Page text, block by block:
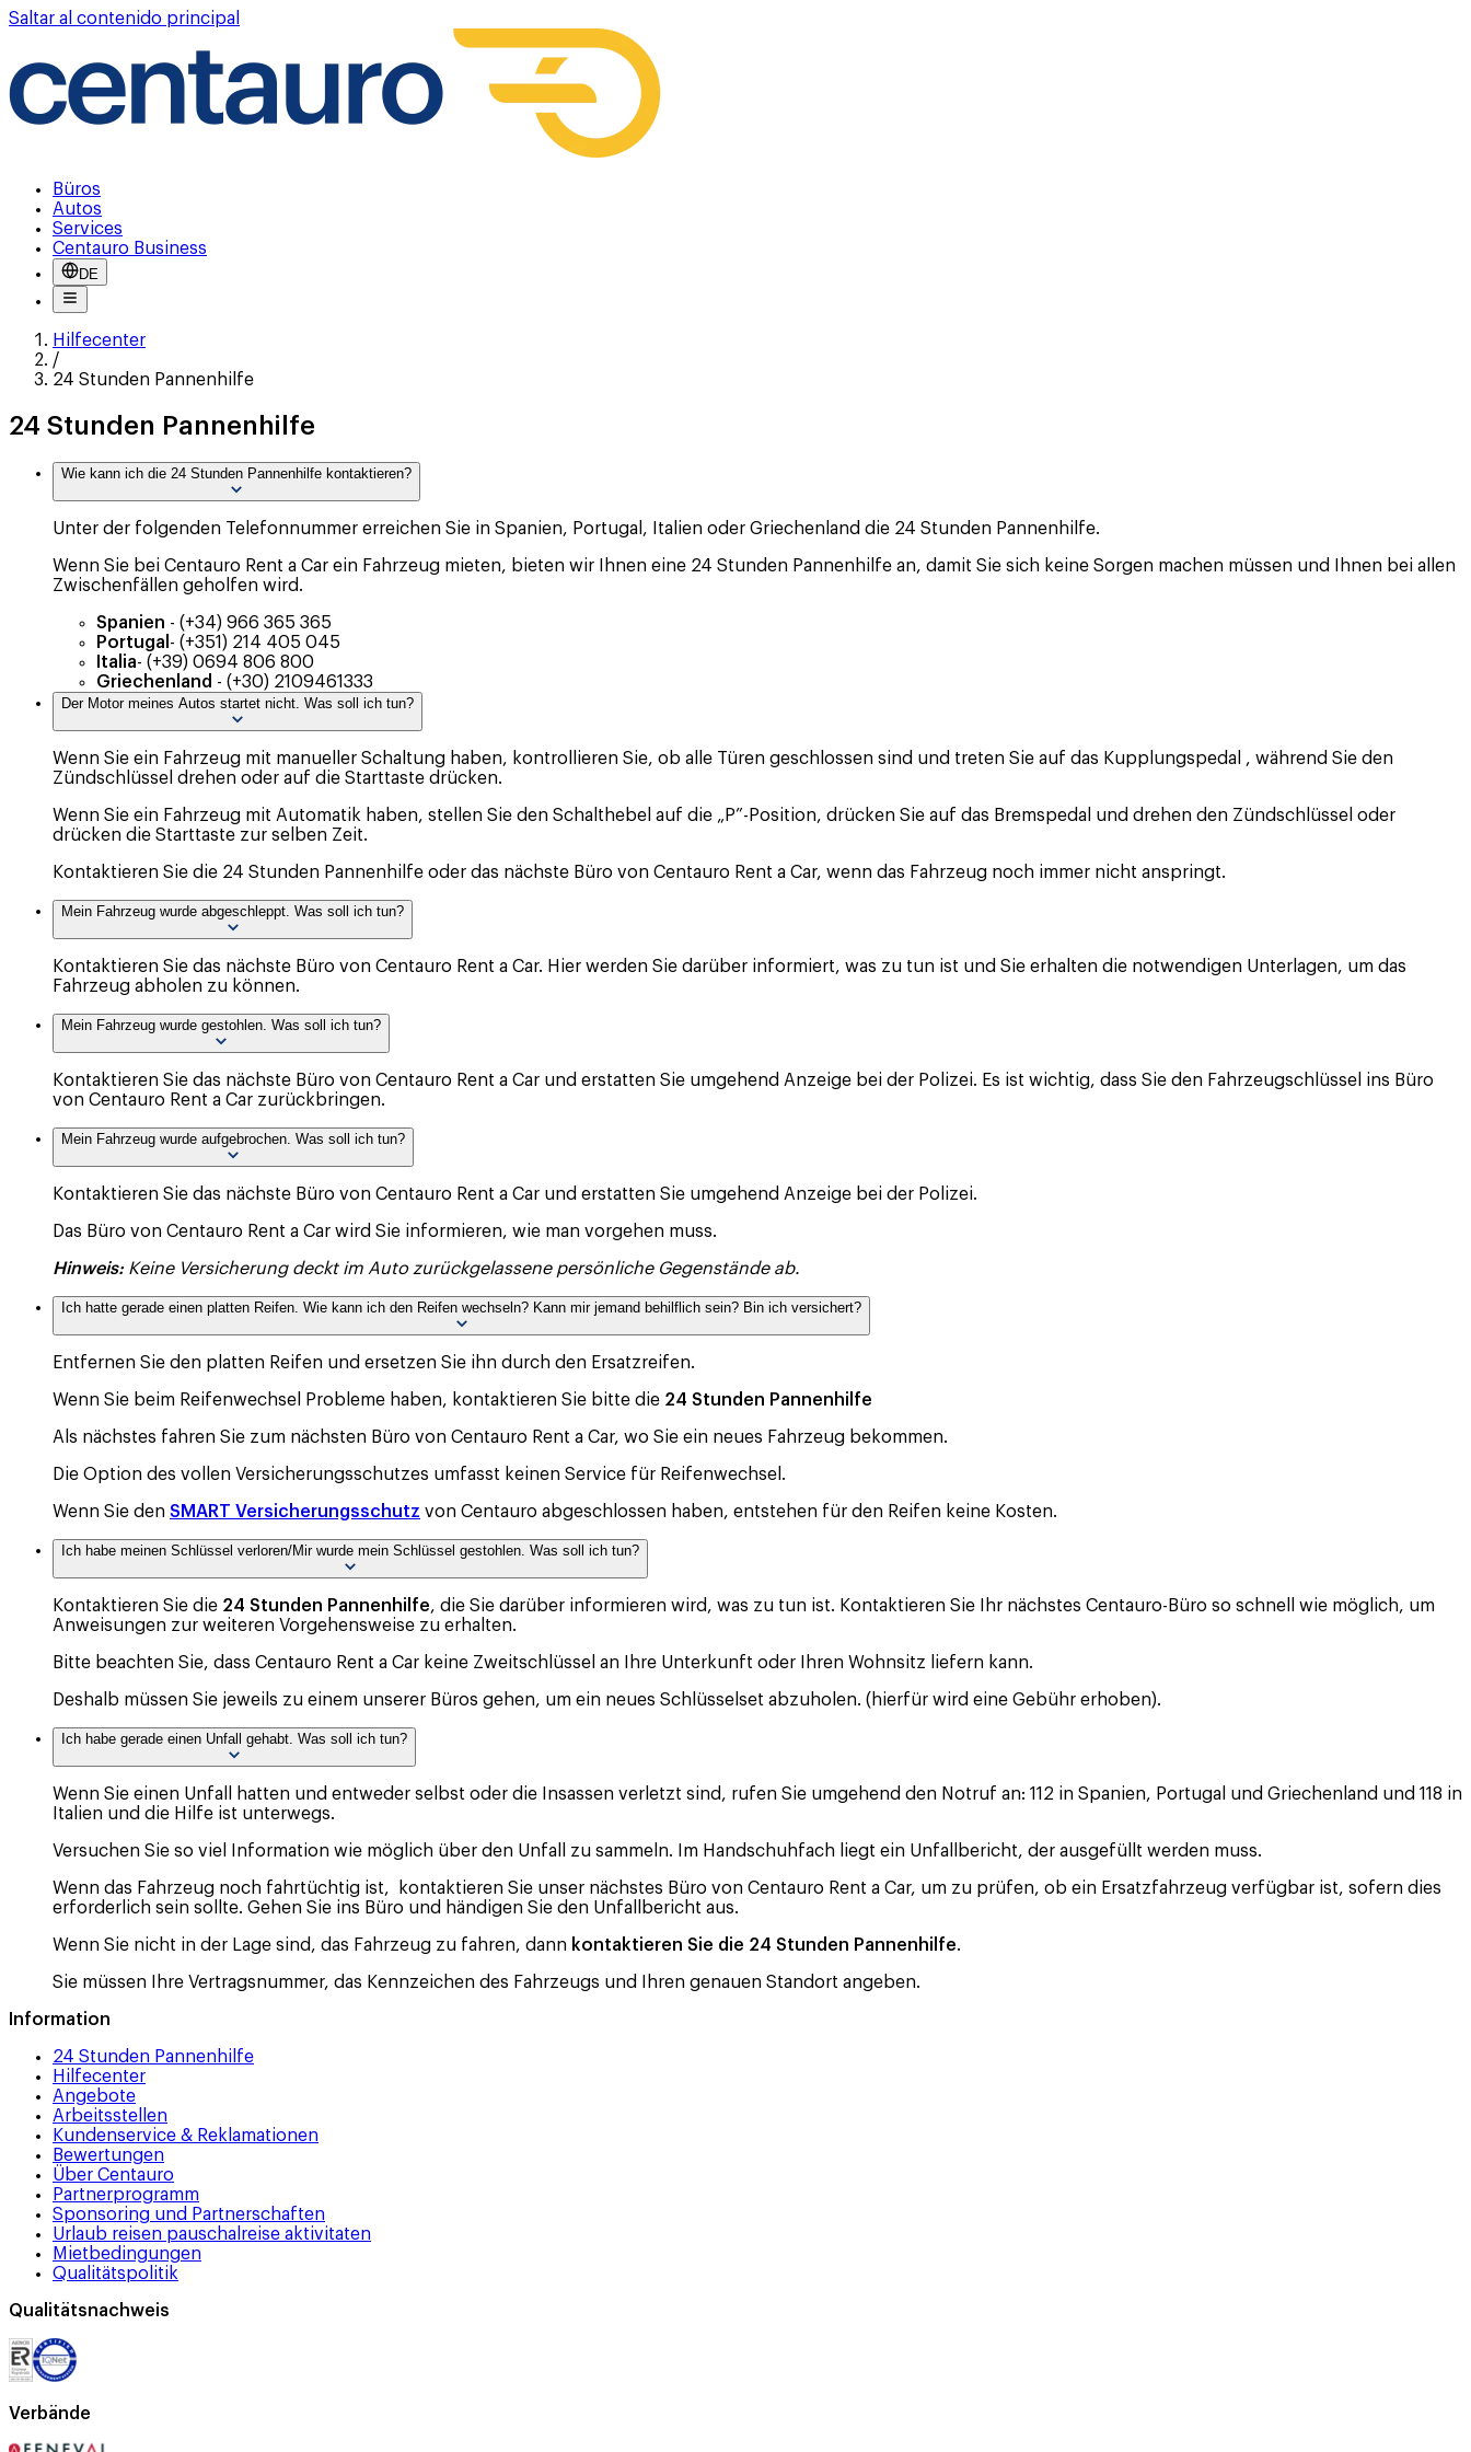
Saltar al contenido principal
Büros
Autos
Services
Centauro Business
DE
Hilfecenter
/
24 Stunden Pannenhilfe
24 Stunden Pannenhilfe
Wie kann ich die 24 Stunden Pannenhilfe kontaktieren?
Unter der folgenden Telefonnummer erreichen Sie in Spanien, Portugal, Italien oder Griechenland die 24 Stunden Pannenhilfe.
Wenn Sie bei Centauro Rent a Car ein Fahrzeug mieten, bieten wir Ihnen eine 24 Stunden Pannenhilfe an, damit Sie sich keine Sorgen machen müssen und Ihnen bei allen
Zwischenfällen geholfen wird.
Spanien - (+34) 966 365 365
Portugal - (+351) 214 405 045
Italia- (+39) 0694 806 800
Griechenland - (+30) 2109461333
Der Motor meines Autos startet nicht. Was soll ich tun?
Wenn Sie ein Fahrzeug mit manueller Schaltung haben, kontrollieren Sie, ob alle Türen geschlossen sind und treten Sie auf das Kupplungspedal , während Sie den
Zündschlüssel drehen oder auf die Starttaste drücken.
Wenn Sie ein Fahrzeug mit Automatik haben, stellen Sie den Schalthebel auf die „P”-Position, drücken Sie auf das Bremspedal und drehen den Zündschlüssel oder
drücken die Starttaste zur selben Zeit.
Kontaktieren Sie die 24 Stunden Pannenhilfe oder das nächste Büro von Centauro Rent a Car, wenn das Fahrzeug noch immer nicht anspringt.
Mein Fahrzeug wurde abgeschleppt. Was soll ich tun?
Kontaktieren Sie das nächste Büro von Centauro Rent a Car. Hier werden Sie darüber informiert, was zu tun ist und Sie erhalten die notwendigen Unterlagen, um das
Fahrzeug abholen zu können.
Mein Fahrzeug wurde gestohlen. Was soll ich tun?
Kontaktieren Sie das nächste Büro von Centauro Rent a Car und erstatten Sie umgehend Anzeige bei der Polizei. Es ist wichtig, dass Sie den Fahrzeugschlüssel ins Büro
von Centauro Rent a Car zurückbringen.
Mein Fahrzeug wurde aufgebrochen. Was soll ich tun?
Kontaktieren Sie das nächste Büro von Centauro Rent a Car und erstatten Sie umgehend Anzeige bei der Polizei.
Das Büro von Centauro Rent a Car wird Sie informieren, wie man vorgehen muss.
Hinweis: Keine Versicherung deckt im Auto zurückgelassene persönliche Gegenstände ab.
Ich hatte gerade einen platten Reifen. Wie kann ich den Reifen wechseln? Kann mir jemand behilflich sein? Bin ich versichert?
Entfernen Sie den platten Reifen und ersetzen Sie ihn durch den Ersatzreifen.
Wenn Sie beim Reifenwechsel Probleme haben, kontaktieren Sie bitte die 24 Stunden Pannenhilfe
Als nächstes fahren Sie zum nächsten Büro von Centauro Rent a Car, wo Sie ein neues Fahrzeug bekommen.
Die Option des vollen Versicherungsschutzes umfasst keinen Service für Reifenwechsel.
Wenn Sie den SMART Versicherungsschutz von Centauro abgeschlossen haben, entstehen für den Reifen keine Kosten.
Ich habe meinen Schlüssel verloren/Mir wurde mein Schlüssel gestohlen. Was soll ich tun?
Kontaktieren Sie die 24 Stunden Pannenhilfe, die Sie darüber informieren wird, was zu tun ist. Kontaktieren Sie Ihr nächstes Centauro-Büro so schnell wie möglich, um
Anweisungen zur weiteren Vorgehensweise zu erhalten.
Bitte beachten Sie, dass Centauro Rent a Car keine Zweitschlüssel an Ihre Unterkunft oder Ihren Wohnsitz liefern kann.
Deshalb müssen Sie jeweils zu einem unserer Büros gehen, um ein neues Schlüsselset abzuholen. (hierfür wird eine Gebühr erhoben).
Ich habe gerade einen Unfall gehabt. Was soll ich tun?
Wenn Sie einen Unfall hatten und entweder selbst oder die Insassen verletzt sind, rufen Sie umgehend den Notruf an: 112 in Spanien, Portugal und Griechenland und 118 in
Italien und die Hilfe ist unterwegs.
Versuchen Sie so viel Information wie möglich über den Unfall zu sammeln. Im Handschuhfach liegt ein Unfallbericht, der ausgefüllt werden muss.
Wenn das Fahrzeug noch fahrtüchtig ist, kontaktieren Sie unser nächstes Büro von Centauro Rent a Car, um zu prüfen, ob ein Ersatzfahrzeug verfügbar ist, sofern dies
erforderlich sein sollte. Gehen Sie ins Büro und händigen Sie den Unfallbericht aus.
Wenn Sie nicht in der Lage sind, das Fahrzeug zu fahren, dann kontaktieren Sie die 24 Stunden Pannenhilfe.
Sie müssen Ihre Vertragsnummer, das Kennzeichen des Fahrzeugs und Ihren genauen Standort angeben.
Information
24 Stunden Pannenhilfe
Hilfecenter
Angebote
Arbeitsstellen
Kundenservice & Reklamationen
Bewertungen
Über Centauro
Partnerprogramm
Sponsoring und Partnerschaften
Urlaub reisen pauschalreise aktivitaten
Mietbedingungen
Qualitätspolitik
Qualitätsnachweis
Verbände